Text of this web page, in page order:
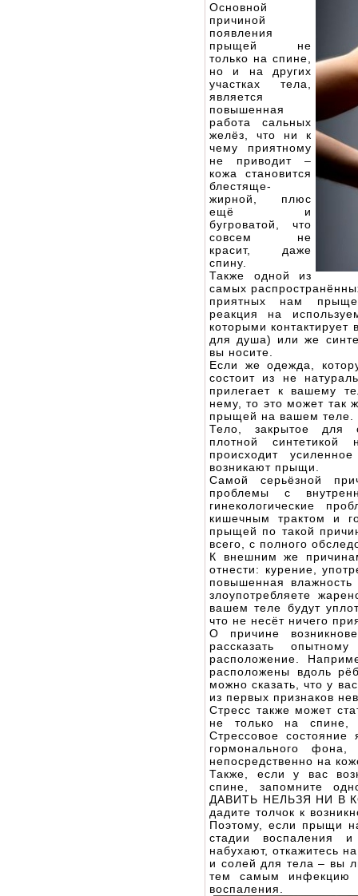
Основной
причиной
появления
прыщей не
только на спине,
но и на других
участках тела,
является
повышенная
работа сальных
желёз, что ни к
чему приятному
не приводит –
кожа становится
блестяще-
жирной, плюс
ещё и
бугроватой, что
совсем не
красит, даже
спину.
Также одной из
самых
приятных нам
реакция на
которыми
для душа) или же
вы носите.
Если же одежда,
состоит из не
прилегает к вашему
нему, то это может так
прыщей на вашем теле.
Тело, закрытое для
плотной
происходит
возникают прыщи.
Самой серьёзной
проблемы с
гинекологические
кишечным трактом и
прыщей по такой
всего, с полного
К внешним же
отнести: курение,
повышенная
злоупотребляете
вашем теле будут
что не несёт ничего
О причине
рассказать
расположение.
расположены вдоль
можно сказать, что у
из первых признаков
Стресс также может
не только на
Стрессовое
гормонального фона,
непосредственно на
Также, если у вас
спине, запомните
ДАВИТЬ НЕЛЬЗЯ НИ В
дадите толчок к
Поэтому, если прыщи
стадии воспаления и
набухают, откажитесь
и солей для тела – вы
тем самым инфекцию
воспаления.